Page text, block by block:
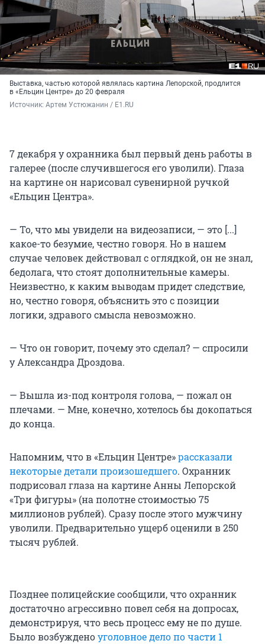
Выставка, частью которой являлась картина Лепорской, продлится
в «Ельцин Центре» до 20 февраля
Источник: Артем Устюжанин / E1.RU
7 декабря у охранника был первый день работы в
галерее (после случившегося его уволили). Глаза
на картине он нарисовал сувенирной ручкой
«Ельцин Центра».
— То, что мы увидели на видеозаписи, — это [...]
какое-то безумие, честно говоря. Но в нашем
случае человек действовал с оглядкой, он не знал,
бедолага, что стоят дополнительные камеры.
Неизвестно, к каким выводам придет следствие,
но, честно говоря, объяснить это с позиции
логики, здравого смысла невозможно.
— Что он говорит, почему это сделал? — спросили
у Александра Дроздова.
— Вышла из-под контроля голова, — пожал он
плечами. — Мне, конечно, хотелось бы докопаться
до конца.
Напомним, что в «Ельцин Центре»рассказали
некоторые детали произошедшего. Охранник
подрисовал глаза на картине Анны Лепорской
«Три фигуры» (на полотне стоимостью 75
миллионов рублей). Сразу после этого мужчину
уволили. Предварительно ущерб оценили в 250
тысяч рублей.
Позднее полицейские сообщили, что охранник
достаточно агрессивно повел себя на допросах,
демонстрируя, что весь процесс ему не по душе.
Было возбужденоуголовное дело по части 1